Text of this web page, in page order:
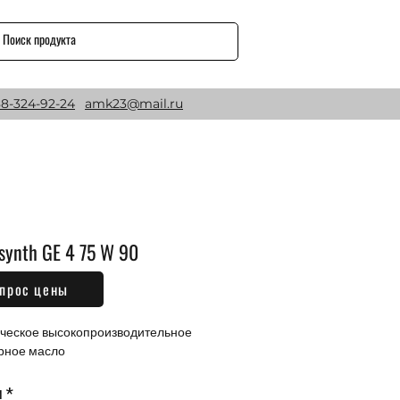
324-92-24 amk23@mail.ru
GE 4 75 W 90
Цена
высокопроизводительное
масло
*
цены